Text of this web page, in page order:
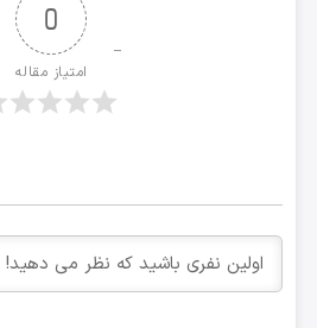
0
امتیاز مقاله